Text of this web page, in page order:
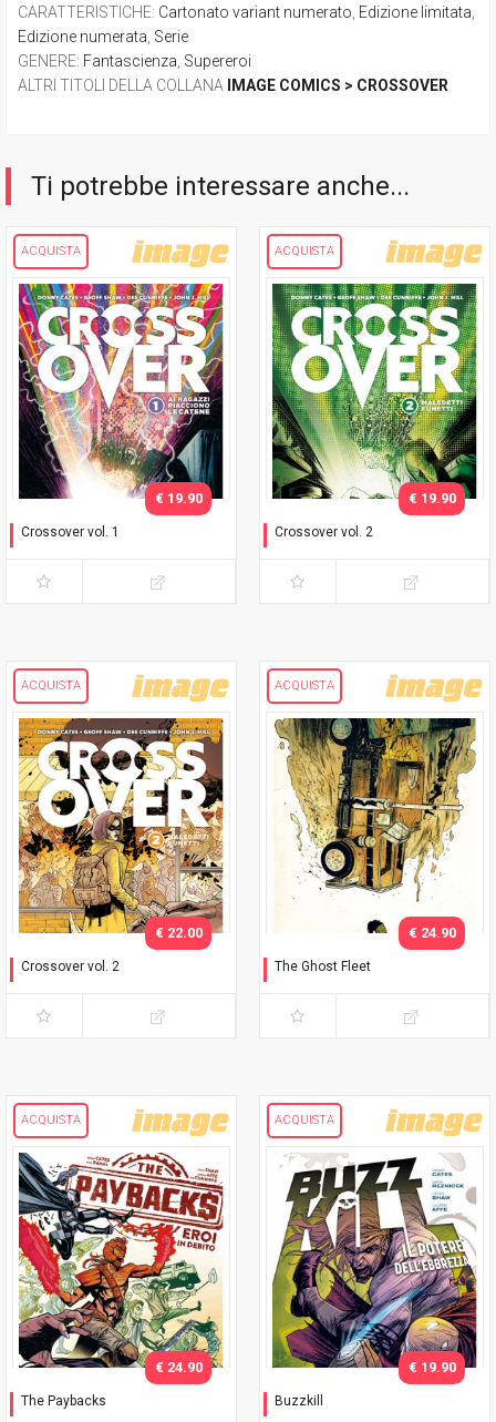
CARATTERISTICHE: Cartonato variant numerato Edizione limitata
Edizione numerata Serie
GENERE: Fantascienza Supereroi
ALTRI TITOLI DELLA COLLANA
IMAGE COMICS > CROSSOVER
Ti potrebbe interessare anche...
ACQUISTA
Crossover vol. 1
catene
€ 19.90
ACQUISTA
Crossover vol. 2
€ 19.90
ACQUISTA
Crossover vol. 2
€ 22.00
ACQUISTA
The Ghost Fleet
€ 24.90
ACQUISTA
The Paybacks
€ 24.90
ACQUISTA
Buzzkill
€ 19.90